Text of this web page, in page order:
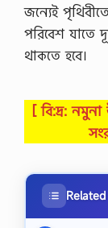
জন্যেই
পরিবেশ যাতে
থাকতে হবে।
[ বি:দ্র: নমুনা